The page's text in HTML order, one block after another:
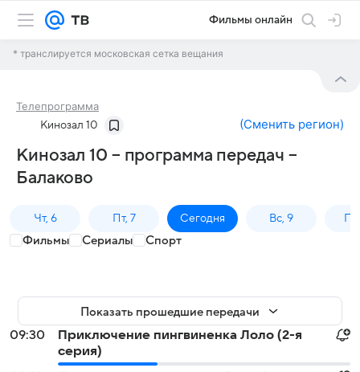
Фильмы онлайн
* транслируется московская сетка вещания
Телепрограмма
Кинозал 10 (Сменить регион)
Кинозал 10 – программа передач –
Балаково
Чт, 6 Пт, 7 Сегодня Вс, 9
Фильмы Сериалы Спорт
Показать прошедшие передачи
09:30
Приключение пингвиненка Лоло (2-я
серия)